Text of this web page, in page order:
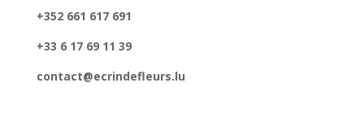
+352 661 617 691
+33 6 17 69 11 39
contact@ecrindefleurs.lu